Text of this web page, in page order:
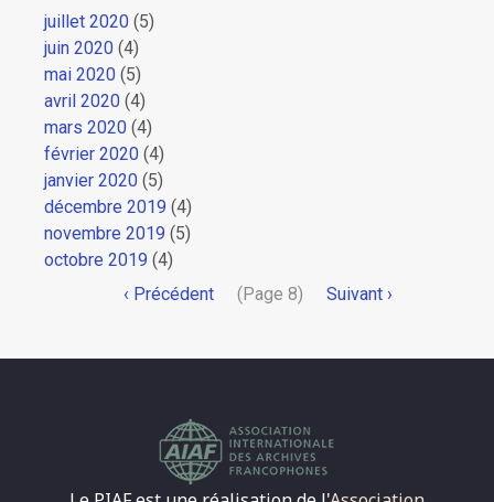
juillet 2020 (5)
juin 2020 (4)
mai 2020 (5)
avril 2020 (4)
mars 2020 (4)
février 2020 (4)
janvier 2020 (5)
décembre 2019 (4)
novembre 2019 (5)
octobre 2019 (4)
PaginationPage
‹ Précédent (Page 8)
Page
Suivant ›